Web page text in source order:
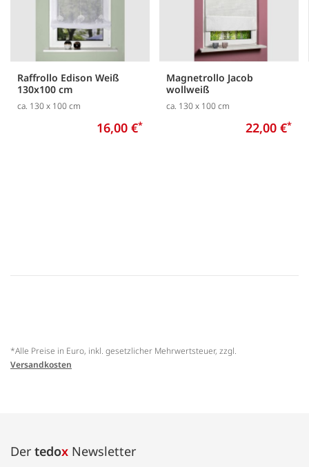
Raffrollo Edison Weiß
130x100 cm
ca. 130 x 100 cm
16,00 €*
Magnetrollo Jacob
wollweiß
ca. 130 x 100 cm
22,00 €*
*Alle Preise in Euro, inkl. gesetzlicher Mehrwertsteuer, zzgl.
Versandkosten
Der tedox Newsletter